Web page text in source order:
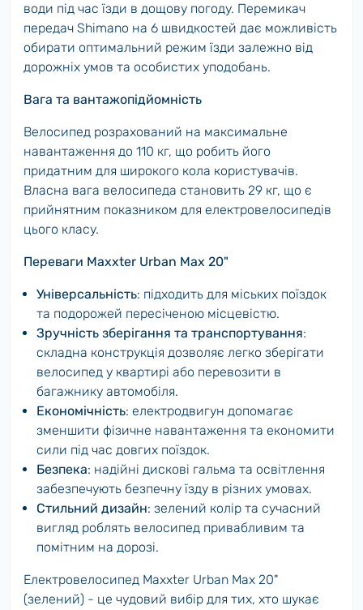
води під час їзди в дощову погоду. Перемикач
передач Shimano на 6 швидкостей дає можливість
обирати оптимальний режим їзди залежно від
дорожніх умов та особистих уподобань.
Вага та вантажопідйомність
Велосипед розрахований на максимальне
навантаження до 110 кг, що робить його
придатним для широкого кола користувачів.
Власна вага велосипеда становить 29 кг, що є
прийнятним показником для електровелосипедів
цього класу.
Переваги Maxxter Urban Max 20"
Універсальність: підходить для міських поїздок
та подорожей пересіченою місцевістю.
Зручність зберігання та транспортування:
складна конструкція дозволяє легко зберігати
велосипед у квартирі або перевозити в
багажнику автомобіля.
Економічність: електродвигун допомагає
зменшити фізичне навантаження та економити
сили під час довгих поїздок.
Безпека: надійні дискові гальма та освітлення
забезпечують безпечну їзду в різних умовах.
Стильний дизайн: зелений колір та сучасний
вигляд роблять велосипед привабливим та
помітним на дорозі.
Електровелосипед Maxxter Urban Max 20"
(зелений) - це чудовий вибір для тих, хто шукає